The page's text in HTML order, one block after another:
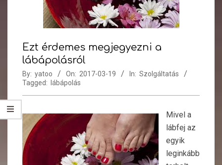
Ezt érdemes megjegyezni a
lábápolásról
By: yatoo On: 2017-03-19 In: Szolgáltatás
Tagged:
lábápolás
Mivel a
lábfej az
egyik
leginkább